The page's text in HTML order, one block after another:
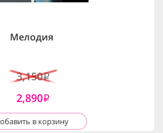
Мелодия
3,150i
2,890i
в корзину